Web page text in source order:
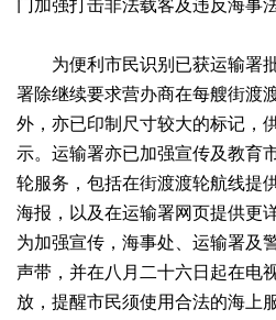
为便利市民识别已获运输署
署除继续要求营办商在每艘街渡
外，亦已印制尺寸较大的标记，
示。运输署亦已加强宣传及教育
轮服务，包括在街渡渡轮航线提
海报，以及在运输署网页提供更
为加强宣传，海事处、运输署及
声带，并在八月二十六日起在电
放，提醒市民须使用合法的海上服